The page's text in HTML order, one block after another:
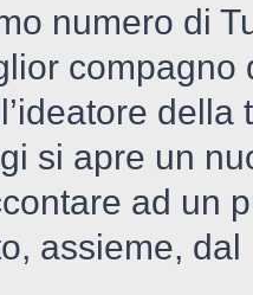
numero di
compagno
della
si apre un
ad un
assieme,